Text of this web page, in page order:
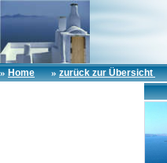
» Home »zurück zur Übersicht